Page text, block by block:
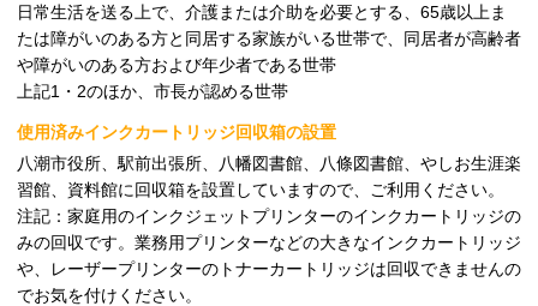
日常生活を送る上で、介護または介助を必要とする、65歳以上ま
たは障がいのある方と同居する家族がいる世帯で、同居者が高齢者
や障がいのある方および年少者である世帯
上記1・2のほか、市長が認める世帯
使用済みインクカートリッジ回収箱の設置
八潮市役所、駅前出張所、八幡図書館、八條図書館、やしお生涯楽
習館、資料館に回収箱を設置していますので、ご利用ください。
注記：家庭用のインクジェットプリンターのインクカートリッジの
みの回収です。業務用プリンターなどの大きなインクカートリッジ
や、レーザープリンターのトナーカートリッジは回収できませんの
でお気を付けください。